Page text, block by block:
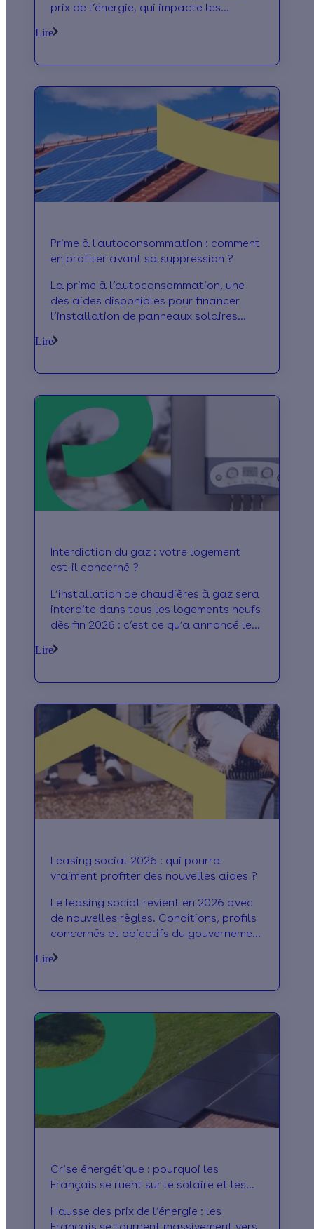
prix de l’énergie, qui impacte les
montrent inquiets et voient la nécessité
logement pour s'en prémunir : c’est ce
que conclut une étude publiée début
avril. On revient sur ses enseignements.
Lire
Prime à l'autoconsommation : comment
en profiter avant sa suppression ?
La prime à l’autoconsommation, une
des aides disponibles pour financer
l’installation de panneaux solaires
supprimée par le gouvernement. C’est
profiter : on vous dit tout ce qu’il faut
savoir pour en bénéficier.
Lire
Interdiction du gaz : votre logement
est-il concerné ?
L’installation de chaudières à gaz sera
interdite dans tous les logements neufs
dès fin 2026 : c’est ce qu’a annoncé le
plan d’électrification. En tant que
impactés par ce changement ? On fait
le point.
Lire
Leasing social 2026 : qui pourra
vraiment profiter des nouvelles aides ?
Le leasing social revient en 2026 avec
de nouvelles règles. Conditions, profils
concernés et objectifs du gouvernement
Lire
Crise énergétique : pourquoi les
Français se ruent sur le solaire et les
Hausse des prix de l’énergie : les